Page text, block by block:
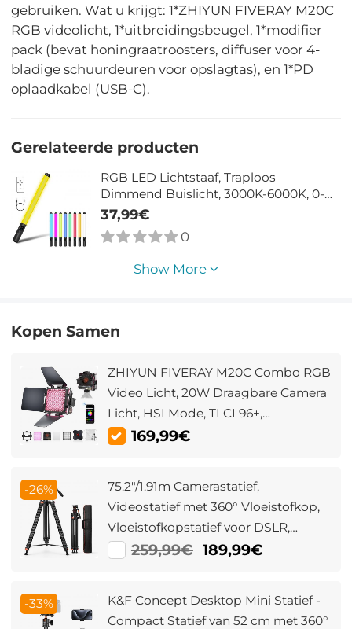
gebruiken. Wat u krijgt: 1*ZHIYUN FIVERAY M20C
RGB videolicht, 1*uitbreidingsbeugel, 1*modifier
pack (bevat honingraatroosters, diffuser voor 4-
bladige schuurdeuren voor opslagtas), en 1*PD
oplaadkabel (USB-C).
Gerelateerde producten
RGB LED Lichtstaaf, Traploos
Dimmend Buislicht, 3000K-6000K, 0-
100% Helderheid, 2000mAh
Oplaadbare Batterij
37,99€
0
Show More
Kopen Samen
ZHIYUN FIVERAY M20C Combo RGB
Video Licht, 20W Draagbare Camera
Licht, HSI Mode, TLCI 96+,
Temperatuur 2500K-10000K met 16
169,99€
-26%
75.2"/1.91m Camerastatief,
Videostatief met 360° Vloeistofkop,
Vloeistofkopstatief voor DSLR,
Camcorders, Camera's 22lbs/10kg
259,99€ 189,99€
-33%
K&F Concept Desktop Mini Statief -
Compact Statief van 52 cm met 360°